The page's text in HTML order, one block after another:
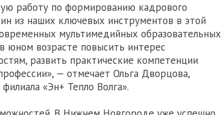
работу по формированию кадрового
из наших ключевых инструментов в этой
мультимедийных образовательных
юном возрасте повысить интерес
развить практические компетенции
— отмечает Ольга Дворцова,
«Эн+ Тепло Волга».